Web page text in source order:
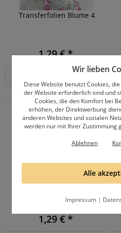
Transferfolien Blume 4
1,29 € *
1,29 € *
Wir lieben
Diese Website benutzt Cookies,
der Website erforderlich sind und
Cookies, die den Komfort bei
erhöhen, der Direktwerbung
anderen Websites und sozialen
werden nur mit Ihrer Zustimmung
Ablehnen
Alle
Impressum |